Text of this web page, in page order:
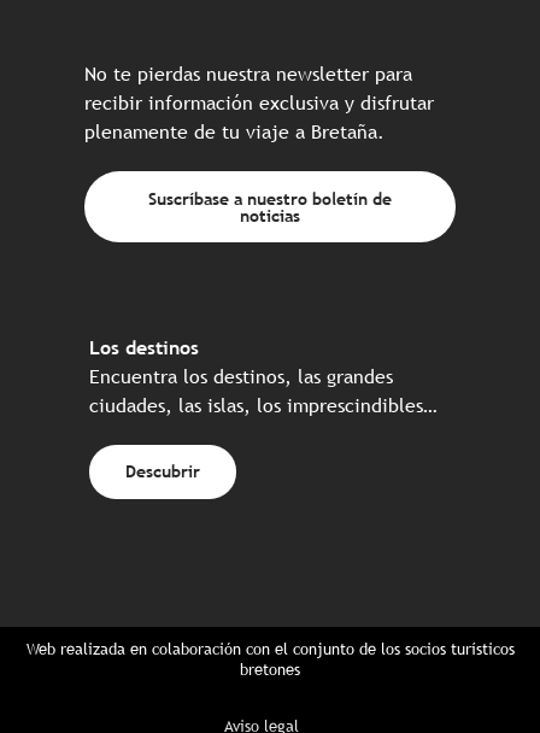
No te pierdas nuestra newsletter para
recibir información exclusiva y disfrutar
plenamente de tu viaje a Bretaña.
Suscríbase a nuestro boletín de
noticias
Los destinos
Encuentra los destinos, las grandes
ciudades, las islas, los imprescindibles…
Descubrir
Web realizada en colaboración con el conjunto de los socios turísticos
bretones
Aviso legal